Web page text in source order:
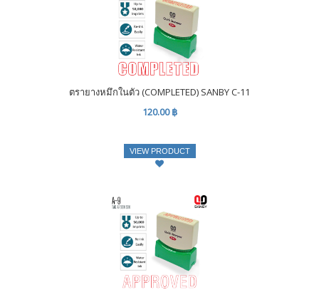
ตรายางหมึกในตัว (COMPLETED) SANBY C-11
120.00 ฿
VIEW PRODUCT